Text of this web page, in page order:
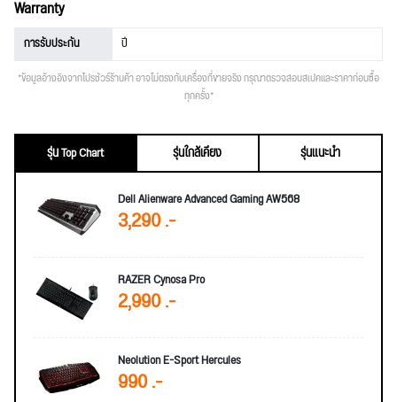
Warranty
การรับประกัน ปี
*ข้อมูลอ้างอิงจากโปรชัวร์ร้านค้า อาจไม่ตรงกับเครื่องที่ขายจริง กรุณาตรวจสอบสเปคและราคาก่อนซื้อ
ทุกครั้ง*
รุ่น Top Chart รุ่นใกล้เคียง
รุ่นแนะนำ
Dell Alienware Advanced Gaming AW568
3,290 .-
RAZER Cynosa Pro
2,990 .-
Neolution E-Sport Hercules
990 .-